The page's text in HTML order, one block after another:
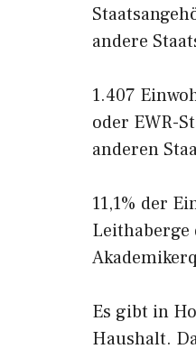
andere
1.407
oder EWR-
anderen
11,1% der
Leithaberge
Es gibt in
Haushalt.